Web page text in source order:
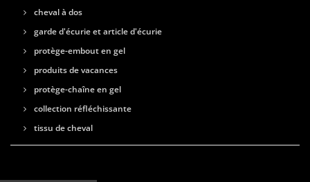
cheval à dos
garde d'écurie et article d'écurie
protège-embout en gel
produits de vacances
protège-chaîne en gel
collection réfléchissante
tissu de cheval